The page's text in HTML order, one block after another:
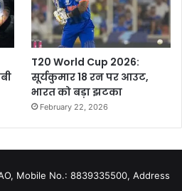
T20 World Cup 2026:
सूर्यकुमार 18 रन पर आउट,
भारत को बड़ा झटका
February 22, 2026
Mobile No.: 8839335500, Address